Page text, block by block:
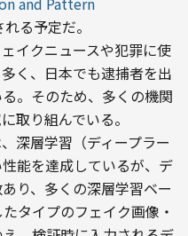
る予定だ。
イクニュースや犯罪に使
く、日本でも逮捕者を出
。そのため、多くの機関
取り組んでいる。
深層学習（ディープラー
能を達成しているが、デ
り、多くの深層学習ベー
タイプのフェイク画像・